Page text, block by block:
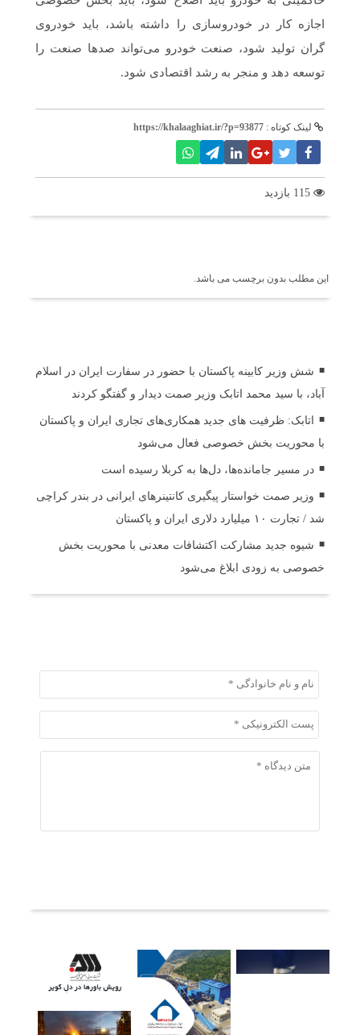
اجازه کار در خودروسازی را داشته باشد، باید خودروی
گران تولید شود، صنعت خودرو می‌تواند صدها صنعت را
توسعه دهد و منجر به رشد اقتصادی شود.
لینک کوتاه : https://khalaaghiat.ir/?p=93877
این مطلب بدون برچسب می باشد.
شش وزیر کابینه پاکستان با حضور در سفارت ایران در اسلام
آباد، با سید محمد اتابک وزیر صمت دیدار و گفتگو کردند
اتابک: ظرفیت های جدید همکاری‌های تجاری ایران و پاکستان
با محوریت بخش خصوصی فعال می‌شود
در مسیر جا‌مانده‌ها، دل‌ها به کربلا رسیده است
وزیر صمت خواستار پیگیری کانتینرهای ایرانی در بندر کراچی
شد / تجارت ۱۰ میلیارد دلاری ایران و پاکستان
شیوه جدید مشارکت اکتشافات معدنی با محوریت بخش
خصوصی به زودی ابلاغ می‌شود